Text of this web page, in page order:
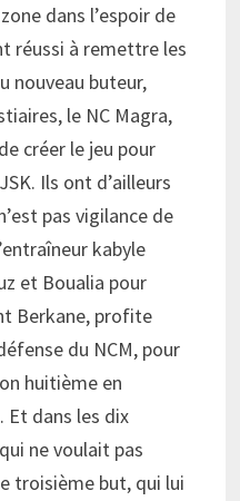
dans l’espoir de
réussi à remettre les
nouveau buteur,
le NC Magra,
créer le jeu pour
Ils ont d’ailleurs
pas vigilance de
kabyle
et Boualia pour
Berkane, profite
du NCM, pour
huitième en
Et dans les dix
ne voulait pas
troisième but, qui lui